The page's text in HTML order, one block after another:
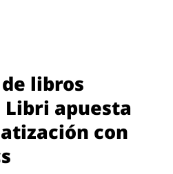
libros
Libri apuesta
con